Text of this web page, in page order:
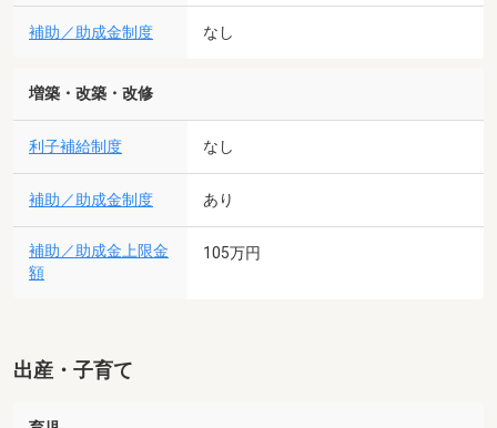
補助／助成金制度 なし
増築・改築・改修
利子補給制度 なし
補助／助成金制度 あり
補助／助成金上限金
額
105万円
出産・子育て